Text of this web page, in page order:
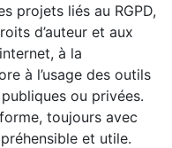
projets liés au RGPD,
d’auteur et aux
à la
à l’usage des outils
ou privées.
toujours avec
et utile.